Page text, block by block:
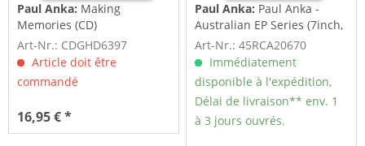
Paul Anka: Making
Memories (CD)
Art-Nr.: CDGHD6397
Article doit être
commandé
16,95 € *
Paul Anka: Paul Anka -
Australian EP Series (7inch,
45rpm,...
Art-Nr.: 45RCA20670
Immédiatement
disponible à l'expédition,
Délai de livraison** env. 1
à 3 jours ouvrés.